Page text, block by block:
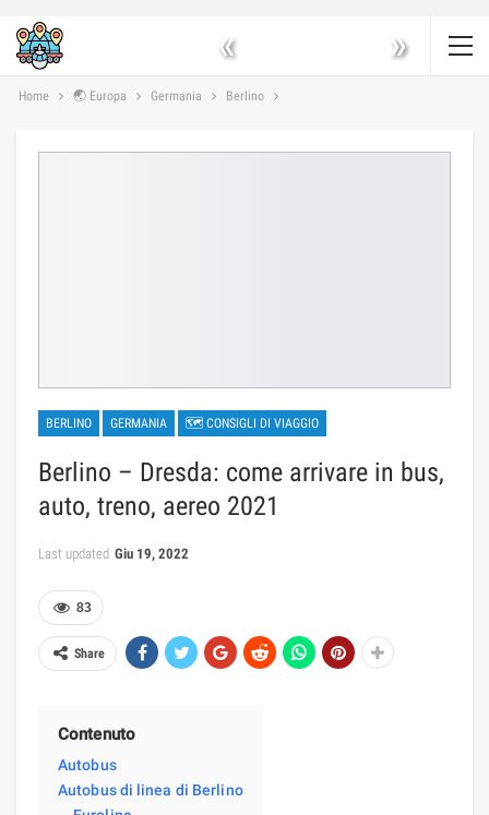
« »
Home 🌏 Europa Germania Berlino
BERLINO GERMANIA 🗺 CONSIGLI DI VIAGGIO
Berlino – Dresda: come arrivare in bus,
auto, treno, aereo 2021
Last updated Giu 19, 2022
83
Share
Contenuto
Autobus
Autobus di linea di Berlino